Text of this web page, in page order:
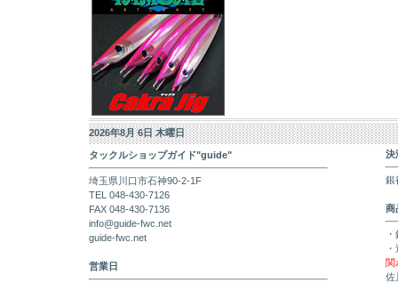
2026年8月 6日 木曜日
タックルショップガイド"guide"
埼玉県川口市石神90-2-1F
TEL 048-430-7126
FAX 048-430-7136
info@guide-fwc.net
guide-fwc.net
営業日
決
銀
商
関
佐